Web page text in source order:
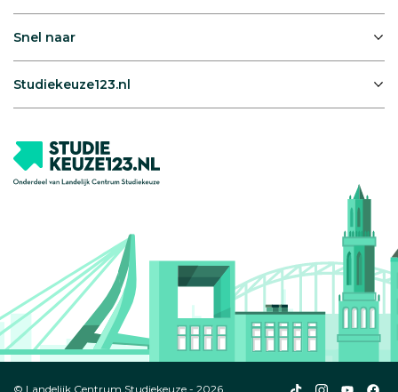
Snel naar
Studiekeuze123.nl
© Landelijk Centrum Studiekeuze - 2026 Studiekeuze123